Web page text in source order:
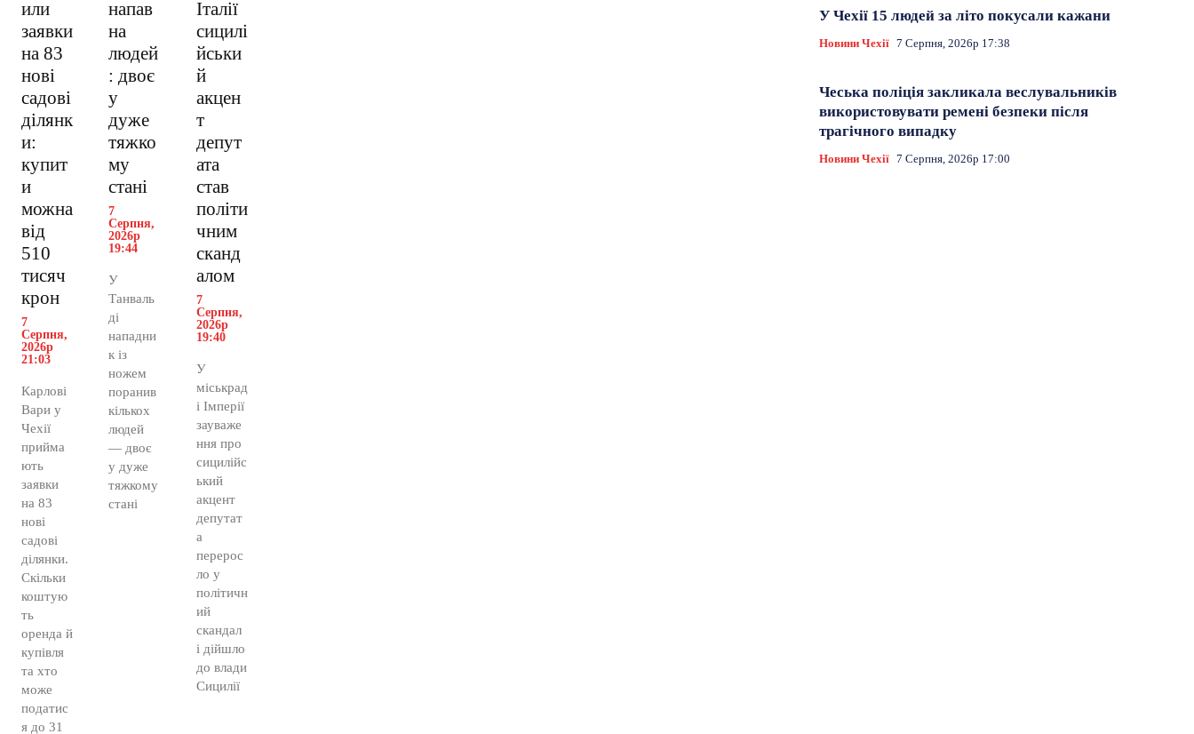
или
заявки
на 83
нові
садові
ділянк
и:
купит
и
можна
від
510
тисяч
крон
7
Серпня,
2026р
21:03
Карлові
Вари у
Чехії
прийма
ють
заявки
на 83
нові
садові
ділянки.
Скільки
коштую
ть
оренда й
купівля
та хто
може
податис
я до 31
напав
на
людей
: двоє
у
дуже
тяжко
му
стані
7
Серпня,
2026р
19:44
У
Танваль
ді
нападни
к із
ножем
поранив
кількох
людей
— двоє
у дуже
тяжкому
стані
Італії
сицилі
йськи
й
акцен
т
депут
ата
став
політи
чним
сканд
алом
7
Серпня,
2026р
19:40
У
міськрад
і Імперії
зауваже
ння про
сицилійс
ький
акцент
депутат
а
перерос
ло у
політичн
ий
скандал
і дійшло
до влади
Сицилії
У Чехії 15 людей за літо покусали кажани
Новини Чехії 7 Серпня, 2026р 17:38
Чеська поліція закликала веслувальників
використовувати ремені безпеки після
трагічного випадку
Новини Чехії 7 Серпня, 2026р 17:00